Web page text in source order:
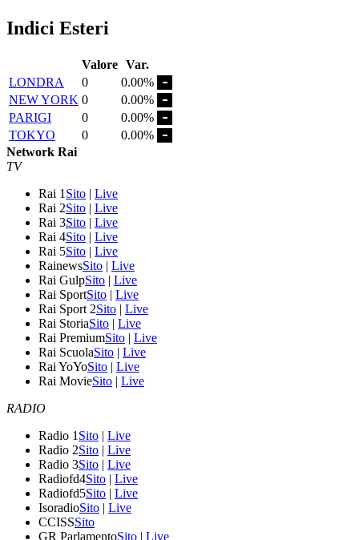
Indici Esteri
Valore Var.
LONDRA
0
0.00%
NEW YORK 0
0.00%
PARIGI
0
0.00%
TOKYO
0
0.00%
Network Rai
TV
Rai 1 Sito | Live
Rai 2Sito | Live
Rai 3Sito | Live
Rai 4Sito | Live
Rai 5Sito | Live
RainewsSito | Live
Rai GulpSito | Live
Rai SportSito | Live
Rai Sport 2Sito | Live
Rai StoriaSito | Live
Rai PremiumSito | Live
Rai ScuolaSito | Live
Rai YoYoSito | Live
Rai MovieSito | Live
RADIO
Radio 1 Sito | Live
Radio 2Sito | Live
Radio 3Sito | Live
Radiofd4Sito | Live
Radiofd5Sito | Live
IsoradioSito | Live
CCISSSito
GR ParlamentoSito | Live